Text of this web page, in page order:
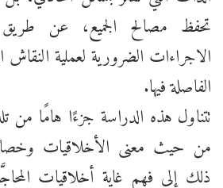
تحفظ مصالح الجميع، عن
الاجراءات الضرورية لعملية النقاش
الفاصلة فيها.
تتناول هذه الدراسة جزءًا هامًا من
من حيث معنى الأخلاقيات
ذلك إلى فهم غاية أخلاقيات